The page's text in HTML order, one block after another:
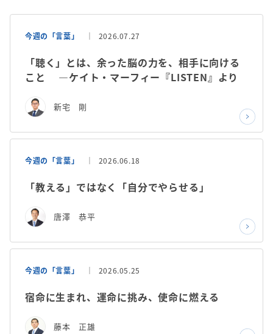
今週の「言葉」 2026.07.27
「聴く」とは、余った脳の力を、相手に向ける
こと ―ケイト・マーフィー『LISTEN』より
新宅 剛
今週の「言葉」 2026.06.18
「教える」ではなく「自分でやらせる」
唐澤 恭平
今週の「言葉」 2026.05.25
宿命に生まれ、運命に挑み、使命に燃える
藤本 正雄